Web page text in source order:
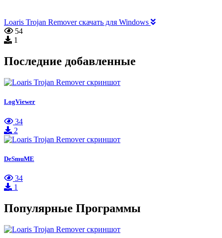
Loaris Trojan Remover скачать для Windows
54
1
Последние добавленные
LogViewer
34
2
DeSmuME
34
1
Популярные Программы